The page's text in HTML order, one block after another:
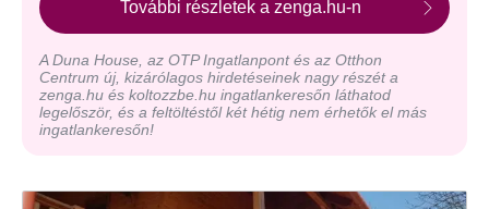
További részletek a zenga.hu-n
A Duna House, az OTP Ingatlanpont és az Otthon
Centrum új, kizárólagos hirdetéseinek nagy részét a
zenga.hu és koltozzbe.hu ingatlankeresőn láthatod
legelőször, és a feltöltéstől két hétig nem érhetők el más
ingatlankeresőn!